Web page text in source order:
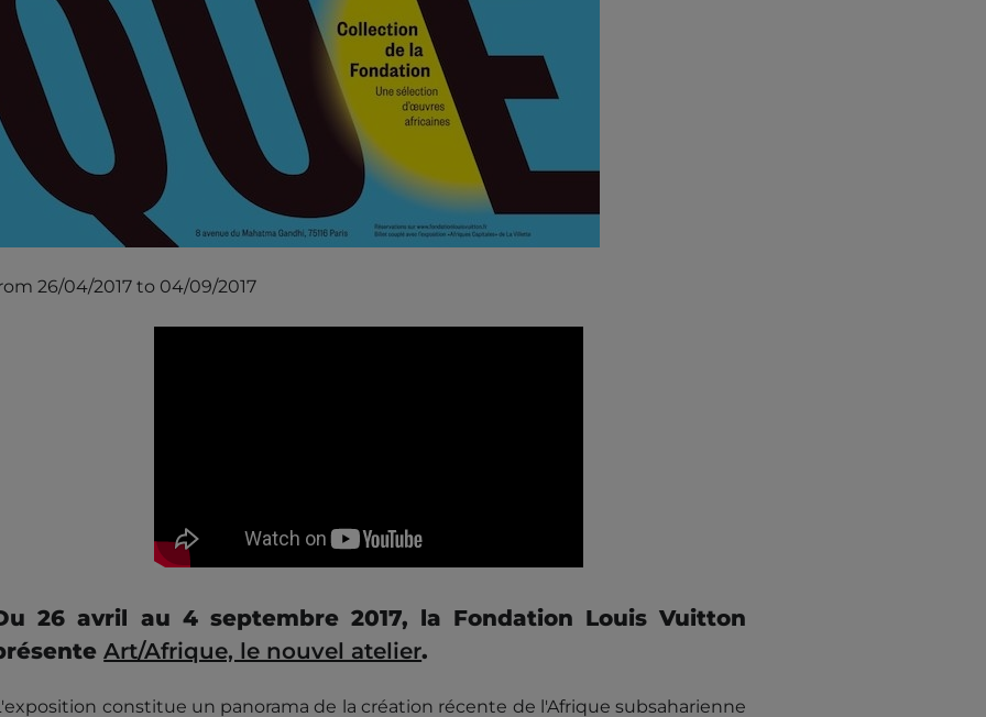
26/04/2017 to 04/09/2017
26 avril au 4 septembre 2017, la Fondation Louis Vuitton
Art/Afrique, le nouvel atelier.
constitue un panorama de la création récente de l'Afrique subsaharienne